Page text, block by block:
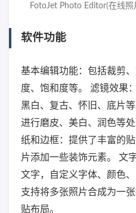
FotoJet Photo Editor(在线
软件功能
基本编辑功能：包括裁剪
度、饱和度等。 滤镜效果
黑白、复古、怀旧、底片
进行磨皮、美白、润色等
纸和边框：提供了丰富的
片添加一些装饰元素。 文
文字，自定义字体、颜色
支持将多张照片合成为一
贴布局。